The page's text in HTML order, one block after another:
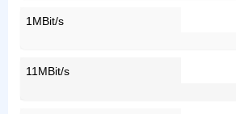
1MBit/s
11MBit/s